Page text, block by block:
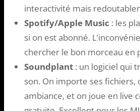
interactivité mais
Spotify/Apple Music : les
si on est abonné.
chercher le bon morceau en
Soundplant : un logiciel qui
son. On importe ses fichiers,
ambiance, et on joue en live